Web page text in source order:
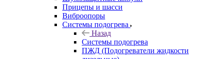
Прицепы и шасси
Виброопоры
Системы подогрева
Назад
Системы подогрева
ПЖД (Подогреватели жидкости